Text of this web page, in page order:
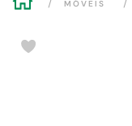
MÓVEIS
1º
guarda roupa
º cozinha completa